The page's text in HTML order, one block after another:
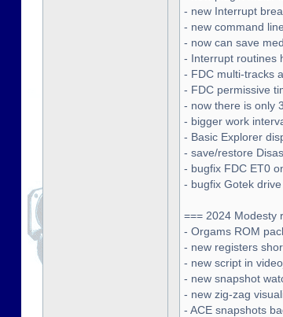
- new Interrupt
- new command
- now can save
- Interrupt routines
- FDC multi-tracks
- FDC permissive
- now there is only
- bigger work
- Basic Explorer
- save/restore
- bugfix FDC ET0
- bugfix Gotek
=== 2024 Modesty
- Orgams ROM
- new registers
- new script in
- new snapshot
- new zig-zag
- ACE snapshots